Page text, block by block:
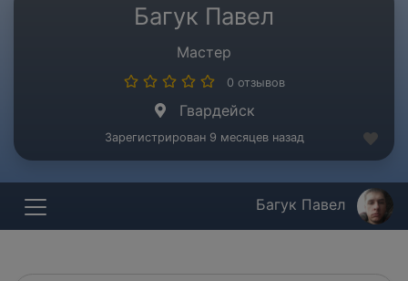
Багук Павел
Мастер
0 отзывов
Гвардейск
Зарегистрирован 9 месяцев назад
Багук Павел